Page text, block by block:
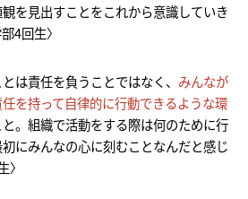
を見出すことをこれから意識していき
4回生〉
は責任を負うことではなく、 みんなが
を持って自律的に行動できるような環
。組織で活動をする際は何のために行
にみんなの心に刻むことなんだと感じ
〉